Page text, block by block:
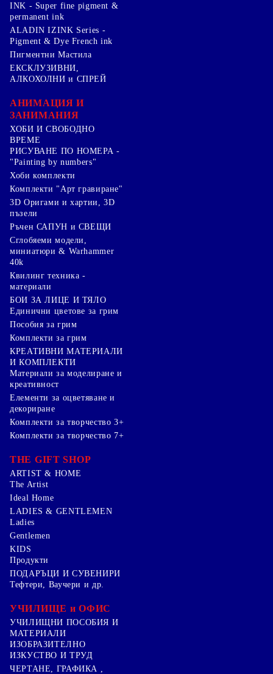
INK - Super fine pigment &
permanent ink
ALADIN IZINK Series -
Pigment & Dye French ink
Пигментни Мастила
ЕКСКЛУЗИВНИ,
АЛКОХОЛНИ и СПРЕЙ
АНИМАЦИЯ И
ЗАНИМАНИЯ
ХОБИ И СВОБОДНО
ВРЕМЕ
РИСУВАНЕ ПО НОМЕРА -
"Painting by numbers"
Хоби комплекти
Комплекти "Арт гравиране"
3D Оригами и хартии, 3D
пъзели
Ръчен САПУН и СВЕЩИ
Сглобяеми модели,
миниатюри & Warhammer
40k
Квилинг техника -
материали
БОИ ЗА ЛИЦЕ И ТЯЛО
Единични цветове за грим
Пособия за грим
Комплекти за грим
КРЕАТИВНИ МАТЕРИАЛИ
И КОМПЛЕКТИ
Mатериали за моделиране и
креативност
Елементи за оцветяване и
декориране
Комплекти за творчество 3+
Комплекти за творчество 7+
THE GIFT SHOP
ARTIST & HOME
The Artist
Ideal Home
LADIES & GENTLEMEN
Ladies
Gentlemen
KIDS
Продукти
ПОДАРЪЦИ И СУВЕНИРИ
Тефтери, Ваучери и др.
УЧИЛИЩЕ и ОФИС
УЧИЛИЩНИ ПОСОБИЯ И
МАТЕРИАЛИ
ИЗОБРАЗИТЕЛНО
ИЗКУСТВО И ТРУД
ЧЕРТАНЕ, ГРАФИКА ,